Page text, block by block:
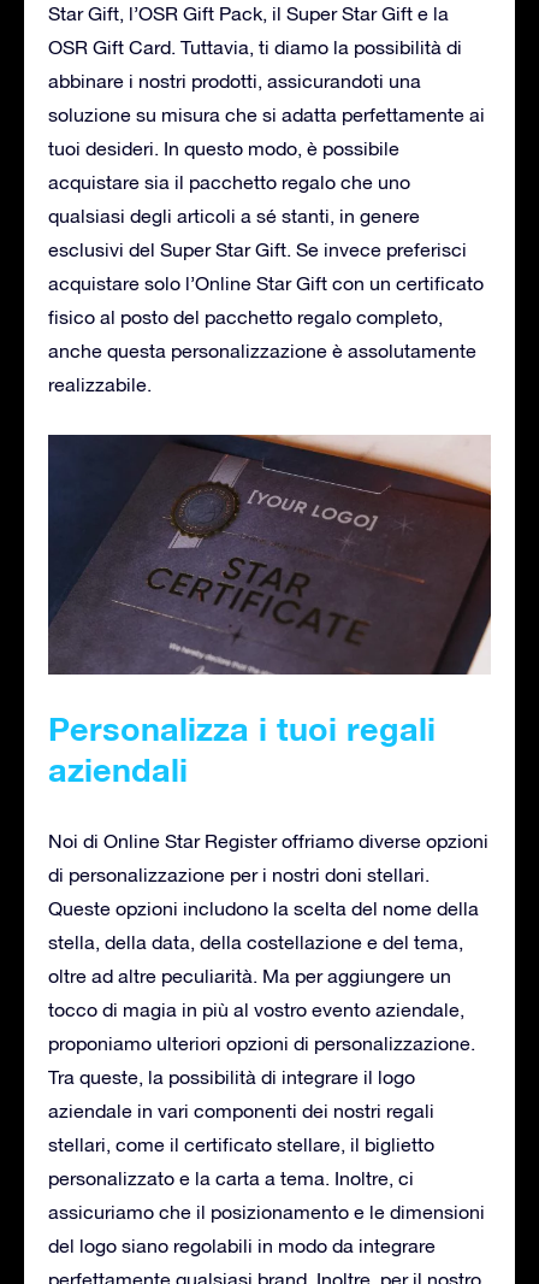
Star Gift, l’OSR Gift Pack, il Super Star Gift e la
OSR Gift Card. Tuttavia, ti diamo la possibilità di
abbinare i nostri prodotti, assicurandoti una
soluzione su misura che si adatta perfettamente ai
tuoi desideri. In questo modo, è possibile
acquistare sia il pacchetto regalo che uno
qualsiasi degli articoli a sé stanti, in genere
esclusivi del Super Star Gift. Se invece preferisci
acquistare solo l’Online Star Gift con un certificato
fisico al posto del pacchetto regalo completo,
anche questa personalizzazione è assolutamente
realizzabile.
Personalizza i tuoi regali
aziendali
Noi di Online Star Register offriamo diverse opzioni
di personalizzazione per i nostri doni stellari.
Queste opzioni includono la scelta del nome della
stella, della data, della costellazione e del tema,
oltre ad altre peculiarità. Ma per aggiungere un
tocco di magia in più al vostro evento aziendale,
proponiamo ulteriori opzioni di personalizzazione.
Tra queste, la possibilità di integrare il logo
aziendale in vari componenti dei nostri regali
stellari, come il certificato stellare, il biglietto
personalizzato e la carta a tema. Inoltre, ci
assicuriamo che il posizionamento e le dimensioni
del logo siano regolabili in modo da integrare
perfettamente qualsiasi brand. Inoltre, per il nostro